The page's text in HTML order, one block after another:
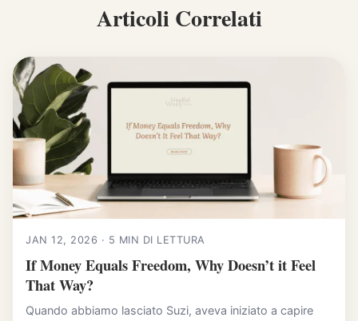
Articoli Correlati
JAN 12, 2026 · 5 MIN DI LETTURA
If Money Equals Freedom, Why Doesn’t it Feel
That Way?
Quando abbiamo lasciato Suzi, aveva iniziato a capire